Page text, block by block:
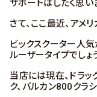
サポートはしたく思い
さて、ここ最近、アメ
ビックスクーター人
ルーザータイプでしょ
当店には現在、ドラッ
ク、バルカン800クラ